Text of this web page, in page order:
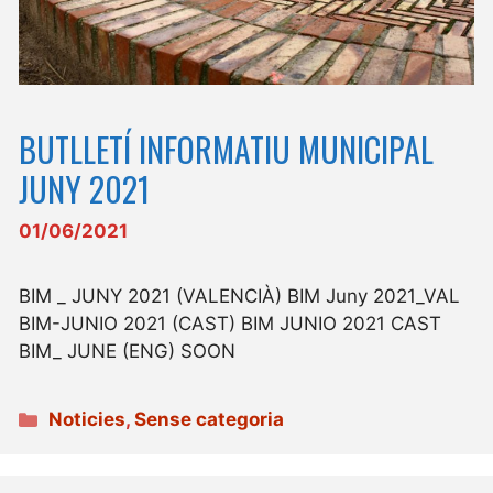
BUTLLETÍ INFORMATIU MUNICIPAL
JUNY 2021
01/06/2021
BIM _ JUNY 2021 (VALENCIÀ) BIM Juny 2021_VAL
BIM-JUNIO 2021 (CAST) BIM JUNIO 2021 CAST
BIM_ JUNE (ENG) SOON
Categories
Noticies,Sense categoria